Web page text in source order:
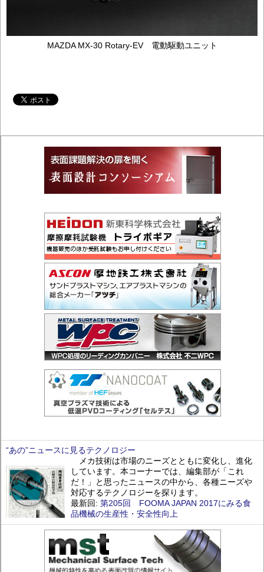
MAZDA MX-30 Rotary-EV 電動駆動ユニット
“あの”ニュースに見るテクノロジー
メカ技術は市場のニーズとともに変化し、進化
しています。本コーナーでは、編集部が「これ
だ！」と思ったニュースの中から、各種ニーズや
対応するテクノロジーを探ります。
最新回: 第205回 FOOMA JAPAN 2017にみる食
品機械の生産性・安全性向上